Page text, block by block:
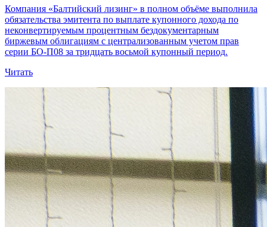
Компания «Балтийский лизинг» в полном объёме выполнила
обязательства эмитента по выплате купонного дохода по
неконвертируемым процентным бездокументарным
биржевым облигациям с централизованным учетом прав
серии БО-П08 за тридцать восьмой купонный период.
Читать